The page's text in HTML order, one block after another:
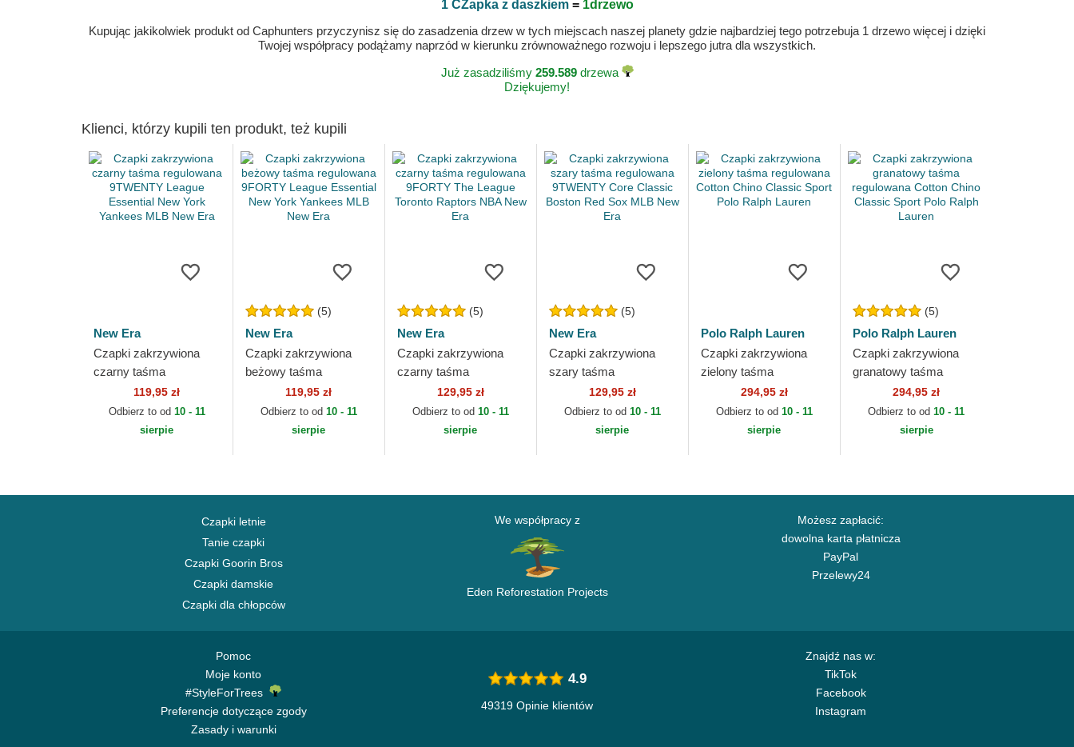
1 CZapka z daszkiem= 1drzewo
Kupując jakikolwiek produkt od Caphunters przyczynisz się do zasadzenia drzew w tych miejscach naszej planety gdzie najbardziej tego potrzebuja 1 drzewo więcej i dzięki
Twojej współpracy podążamy naprzód w kierunku zrównoważnego rozwoju i lepszego jutra dla wszystkich.
Już zasadziliśmy 259.589drzewa
Dziękujemy!
Klienci, którzy kupili ten produkt, też kupili
New Era
Czapki zakrzywiona
czarny taśma
regulowana 9TWENTY
League Essential New
York Yankees MLB
119,95 zł
Odbierz to od 10 - 11
sierpie
(5)
New Era
Czapki zakrzywiona
beżowy taśma
regulowana 9FORTY
League Essential New
York Yankees MLB
119,95 zł
Odbierz to od 10 - 11
sierpie
(5)
New Era
Czapki zakrzywiona
czarny taśma
regulowana 9FORTY
The League Toronto
Raptors NBA New Era
129,95 zł
Odbierz to od 10 - 11
sierpie
(5)
New Era
Czapki zakrzywiona
szary taśma
regulowana 9TWENTY
Core Classic Boston
Red Sox MLB New Era
129,95 zł
Odbierz to od 10 - 11
sierpie
Polo Ralph Lauren
Czapki zakrzywiona
zielony taśma
regulowana Cotton
Chino Classic Sport
Polo Ralph Lauren
294,95 zł
Odbierz to od 10 - 11
sierpie
(5)
Polo Ralph Lauren
Czapki zakrzywiona
granatowy taśma
regulowana Cotton
Chino Classic Sport
Polo Ralph Lauren
294,95 zł
Odbierz to od10 - 11
sierpie
Czapki letnie
Tanie czapki
Czapki Goorin Bros
Czapki damskie
Czapki dla chłopców
We współpracy z
Eden Reforestation Projects
Możesz zapłacić:
dowolna karta płatnicza
PayPal
Przelewy24
Pomoc
Moje konto
#StyleForTrees
Preferencje dotyczące zgody
Zasady i warunki
Znajdź nas w:
TikTok
Facebook
Instagram
4.9
49319 Opinie klientów